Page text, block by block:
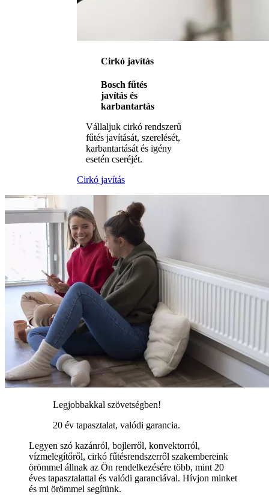
Cirkó javítás
Bosch fűtés
javítás és
karbantartás
Vállaljuk cirkó rendszerű
fűtés javítását, szerelését,
karbantartását és igény
esetén cseréjét.
Cirkó javítás
Legjobbakkal szövetségben!
20 év tapasztalat, valódi garancia.
Legyen szó kazánról, bojlerről, konvektorról,
vízmelegítőről, cirkó fűtésrendszerről szakembereink
örömmel állnak az Ön rendelkezésére több, mint 20
éves tapasztalattal és valódi garanciával. Hívjon minket
és mi örömmel segítünk.